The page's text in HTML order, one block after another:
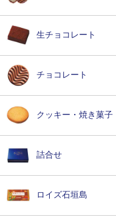
生チョコレート
チョコレート
クッキー・焼き菓子
詰合せ
ロイズ石垣島